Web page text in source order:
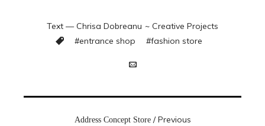
Text —Chrisa Dobreanu ~ Creative Projects
#entrance shop #fashion store
Address Concept Store/ Previous